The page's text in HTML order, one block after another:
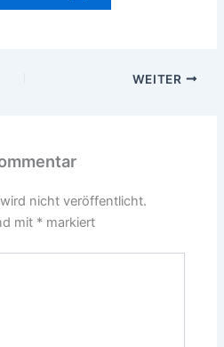
WEITER
nicht veröffentlicht.
mit * markiert